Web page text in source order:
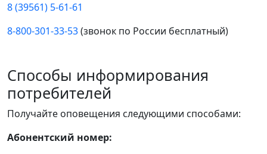
8 (39561) 5-61-61
8-800-301-33-53(звонок по России бесплатный)
Способы информирования
потребителей
Получайте оповещения следующими способами:
Абонентский номер: